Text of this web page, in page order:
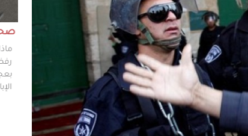
مش وقته!!
ليس مطلوباً من الصحفي أن يكون مخططًا إستراتيجيًا
ليضع إستراتيجيات عملٍ للهيئات العامة، ولكن من حقه
سؤال من يضعون تلك الاستراتيجيات عن تفاصيلها،
وخططهم في حال حدوث السيناريوهات الأسوأ؟